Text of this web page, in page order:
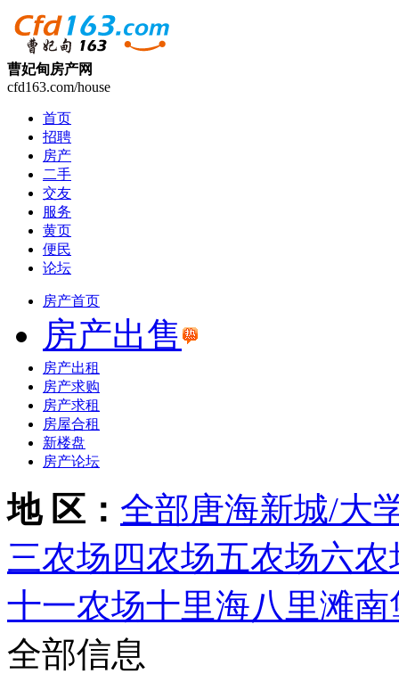
曹妃甸房产网
cfd163.com/house
首页
招聘
房产
二手
交友
服务
黄页
便民
论坛
房产首页
房产出售
房产出租
房产求购
房产求租
房屋合租
新楼盘
房产论坛
地 区： 全部唐海新城/大
三农场 四农场五农场六农
十一农场十里海八里滩南
全部信息